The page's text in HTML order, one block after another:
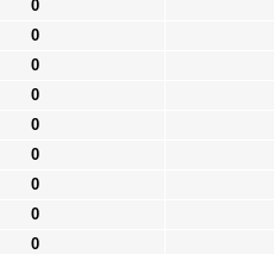
0
0
0
0
0
0
0
0
0